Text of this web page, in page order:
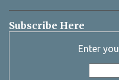
Subscribe Here
Enter